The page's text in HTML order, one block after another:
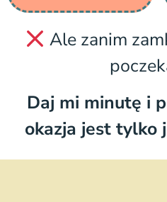
Ale zanim
Daj mi minutę i
okazja jest tylko